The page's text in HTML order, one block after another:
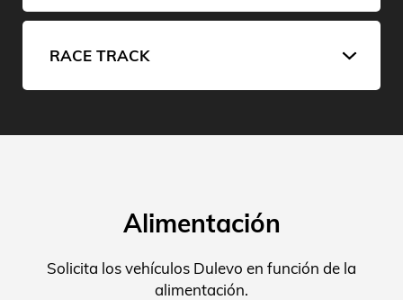
RACE TRACK
Alimentación
Solicita los vehículos Dulevo en función de la
alimentación.